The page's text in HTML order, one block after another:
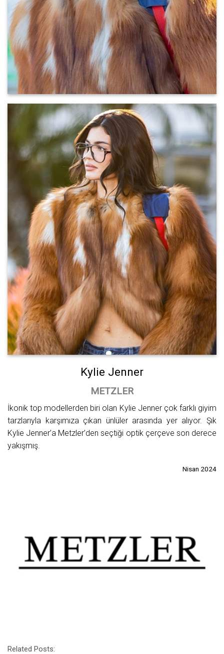
Kylie Jenner
METZLER
İkonik top modellerden biri olan Kylie Jenner çok farklı giyim
tarzlarıyla karşımıza çıkan ünlüler arasında yer alıyor. Şık
Kylie Jenner’a Metzler’den seçtiği optik çerçeve son derece
yakışmış.
Nisan 2024
Related Posts: